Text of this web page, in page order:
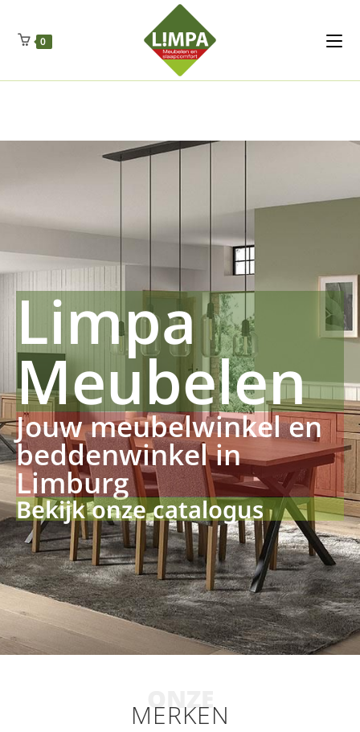
Regenschut
Drueckerpro
Fettsauren Dekemax Kapselmed
Luftkuhlen Zauberfan Netzfenste Insektensc
0
Limpa
Meubelen
Jouw meubelwinkel en
beddenwinkel in
Limburg
Bekijk onze catalogus
ONZE
MERKEN